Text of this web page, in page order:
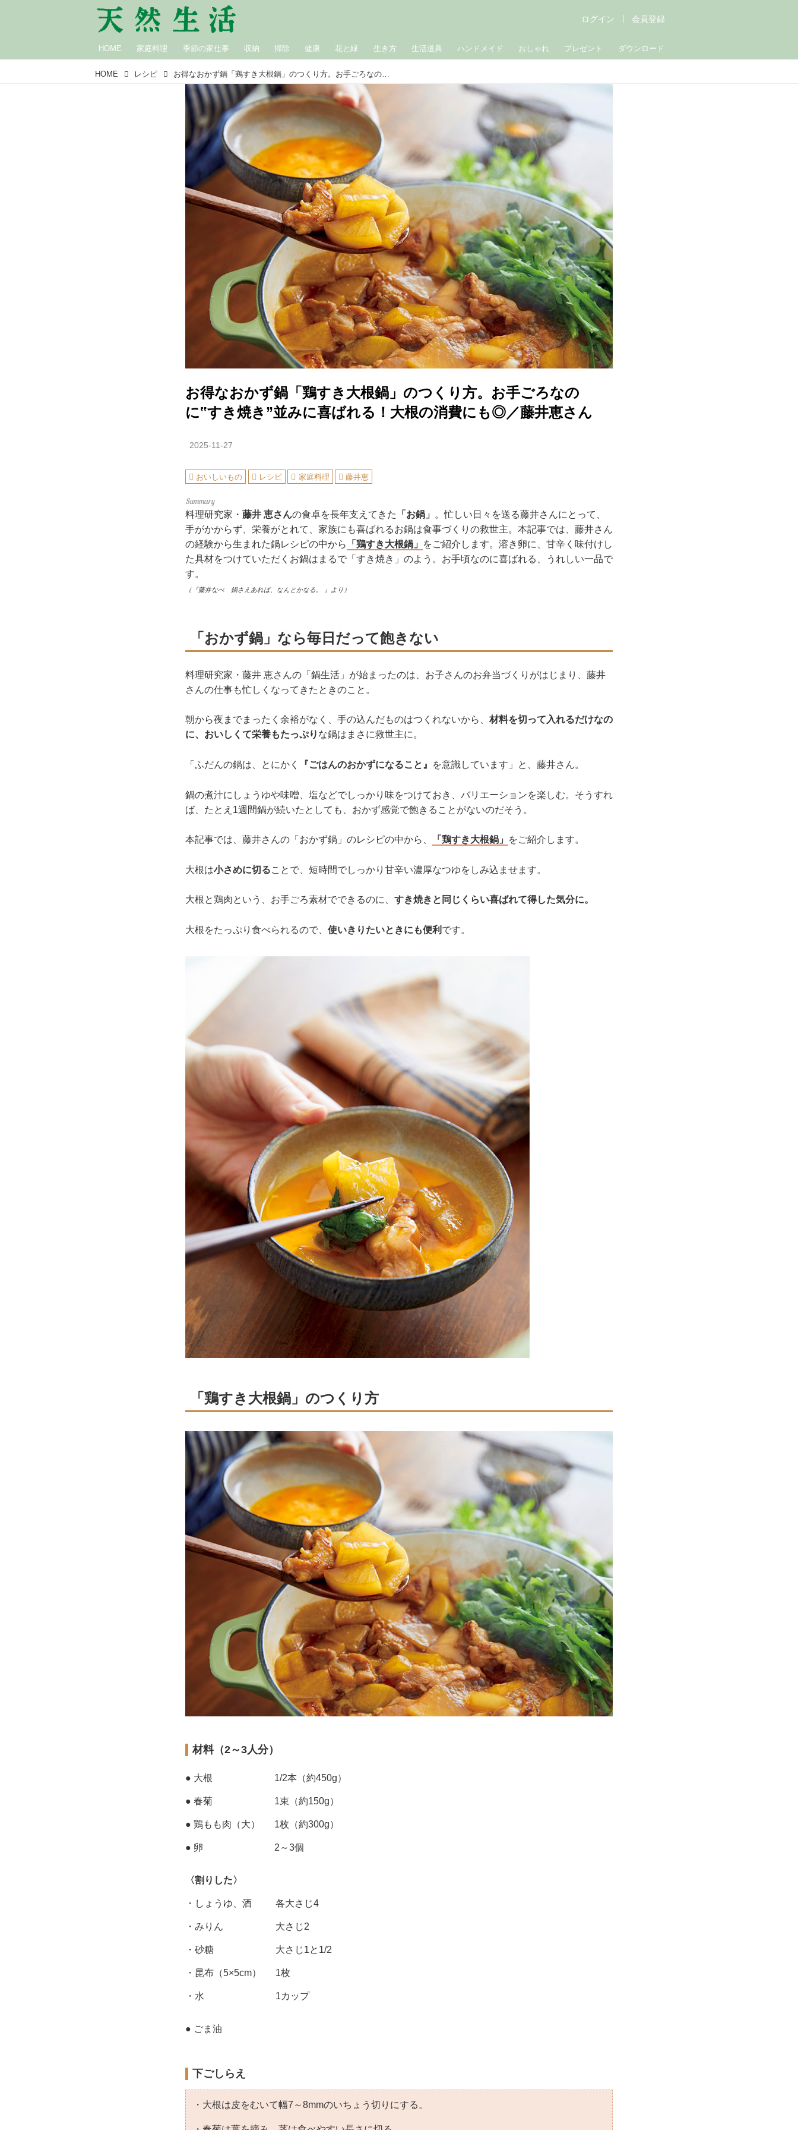
HOME 家庭料理 季節の家仕事 収納 掃除 健康 花と緑 生き方 生活道具 ハンドメイド おしゃれ プレゼント ダウンロード
ログイン 会員登録
HOME レシピ お得なおかず鍋「鶏すき大根鍋」のつくり方。お手ごろなのに‟すき焼き”並みに喜ばれる！大根の消費にも◎／藤井恵さん
お得なおかず鍋「鶏すき大根鍋」のつくり方。お手ごろなの
に‟すき焼き”並みに喜ばれる！大根の消費にも◎／藤井恵さん
2025-11-27
おいしいもの レシピ 家庭料理 藤井恵
料理研究家・ 藤井 恵さんの食卓を長年支えてきた 「お鍋」
。忙しい日々を送る藤井さんにとって、
手がかからず、栄養がとれて、家族にも喜ばれるお鍋は食事づくりの救世主。本記事では、藤井さん
の経験から生まれた鍋レシピの中から
「鶏すき大根鍋」
をご紹介します。溶き卵に、甘辛く味付けし
た具材をつけていただくお鍋はまるで「すき焼き」のよう。お手頃なのに喜ばれる、うれしい一品で
す。
（『藤井なべ 鍋さえあれば、なんとかなる。 』より）
「おかず鍋」なら毎日だって飽きない
料理研究家・藤井 恵さんの「鍋生活」が始まったのは、お子さんのお弁当づくりがはじまり、藤井
さんの仕事も忙しくなってきたときのこと。
朝から夜までまったく余裕がなく、手の込んだものはつくれないから、 材料を切って入れるだけなの
に、おいしくて栄養もたっぷり な鍋はまさに救世主に。
「ふだんの鍋は、とにかく 『ごはんのおかずになること』 を意識しています」と、藤井さん。
鍋の煮汁にしょうゆや味噌、塩などでしっかり味をつけておき、バリエーションを楽しむ。そうすれ
ば、たとえ1週間鍋が続いたとしても、おかず感覚で飽きることがないのだそう。
本記事では、藤井さんの「おかず鍋」のレシピの中から、 「鶏すき大根鍋」 をご紹介します。
大根は小さめに切ることで、短時間でしっかり甘辛い濃厚なつゆをしみ込ませます。
大根と鶏肉という、お手ごろ素材でできるのに、 すき焼きと同じくらい喜ばれて得した気分に。
大根をたっぷり食べられるので、 使いきりたいときにも便利 です。
「鶏すき大根鍋」のつくり方
材料（2～3人分）
● 大根 1/2本（約450g）
● 春菊 1束（約150g）
● 鶏もも肉（大） 1枚（約300g）
● 卵 2～3個
〈割りした〉
・しょうゆ、酒 各大さじ4
・みりん 大さじ2
・砂糖 大さじ1と1/2
・昆布（5×5cm） 1枚
・水 1カップ
● ごま油
下ごしらえ
・大根は皮をむいて幅7～8mmのいちょう切りにする。